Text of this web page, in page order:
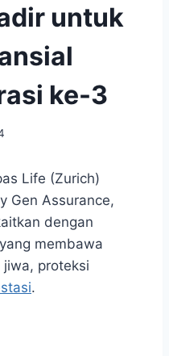
untuk
ke-3
Life (Zurich)
Gen Assurance,
dengan
membawa
proteksi
.